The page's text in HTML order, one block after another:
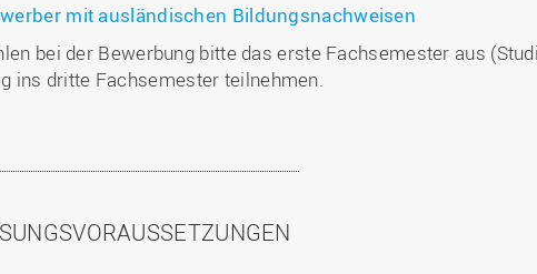
mit ausländischen Bildungsnachweisen
bei der Bewerbung bitte das erste Fachsemester aus
ins dritte Fachsemester teilnehmen.